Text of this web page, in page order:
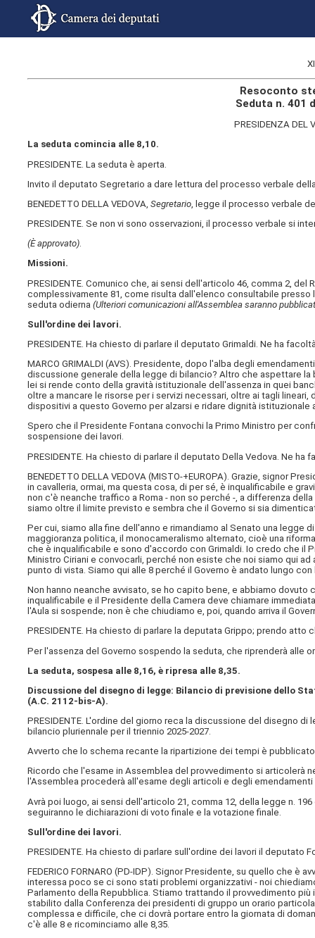
Resoconto
Seduta n. 401
PRESIDENZA DEL
La seduta comincia alle 8,10.
PRESIDENTE. La seduta è aperta.
Invito il deputato Segretario a dare lettura del processo verbale
BENEDETTO DELLA VEDOVA,Segretario , legge il processo verbale
PRESIDENTE. Se non vi sono osservazioni, il processo verbale si
(È approvato).
Missioni.
PRESIDENTE. Comunico che, ai sensi dell'articolo 46, comma 2,
complessivamente 81, come risulta dall'elenco consultabile presso
seduta odierna(Ulteriori comunicazioni all'Assemblea saranno
Sull'ordine dei lavori.
PRESIDENTE. Ha chiesto di parlare il deputato Grimaldi. Ne ha
MARCO GRIMALDI (AVS). Presidente, dopo l'alba degli
discussione generale della legge di bilancio? Altro che aspettare la
lei si rende conto della gravità istituzionale dell'assenza in quei
oltre a mancare le risorse per i servizi necessari, oltre ai tagli
dispositivi a questo Governo per alzarsi e ridare dignità
Spero che il Presidente Fontana convochi la Primo Ministro per
sospensione dei lavori.
PRESIDENTE. Ha chiesto di parlare il deputato Della Vedova. Ne ha
BENEDETTO DELLA VEDOVA (MISTO-+EUROPA). Grazie, signor
in cavalleria, ormai, ma questa cosa, di per sé, è inqualificabile e
non c'è neanche traffico a Roma - non so perché -, a differenza
siamo oltre il limite previsto e sembra che il Governo si sia
Per cui, siamo alla fine dell'anno e rimandiamo al Senato una
maggioranza politica, il monocameralismo alternato, cioè una
che è inqualificabile e sono d'accordo con Grimaldi. Io credo che il
Ministro Ciriani e convocarli, perché non esiste che noi siamo qui
punto di vista. Siamo qui alle 8 perché il Governo è andato lungo
Non hanno neanche avvisato, se ho capito bene, e abbiamo
inqualificabile e il Presidente della Camera deve chiamare
l'Aula si sospende; non è che chiudiamo e, poi, quando arriva il
PRESIDENTE. Ha chiesto di parlare la deputata Grippo; prendo atto
Per l'assenza del Governo sospendo la seduta, che riprenderà alle
La seduta, sospesa alle 8,16, è ripresa alle 8,35.
Discussione del disegno di legge: Bilancio di previsione dello
(A.C. 2112-bis-A​).
PRESIDENTE. L'ordine del giorno reca la discussione del disegno di
bilancio pluriennale per il triennio 2025-2027.
Avverto che lo schema recante la ripartizione dei tempi è
Ricordo che l'esame in Assemblea del provvedimento si articolerà
l'Assemblea procederà all'esame degli articoli e degli
Avrà poi luogo, ai sensi dell'articolo 21, comma 12, della legge n.
seguiranno le dichiarazioni di voto finale e la votazione finale.
Sull'ordine dei lavori.
PRESIDENTE. Ha chiesto di parlare sull'ordine dei lavori il deputato
FEDERICO FORNARO (PD-IDP). Signor Presidente, su quello che è
interessa poco se ci sono stati problemi organizzativi - noi
Parlamento della Repubblica. Stiamo trattando il provvedimento
stabilito dalla Conferenza dei presidenti di gruppo un orario
complessa e difficile, che ci dovrà portare entro la giornata di
c'è alle 8 e ricominciamo alle 8,35.